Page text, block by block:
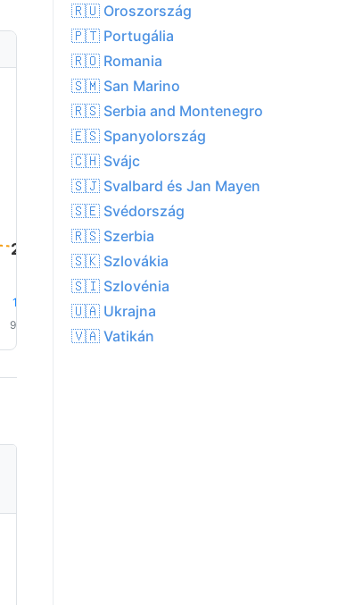
24.0°
1% Eső
9.0 km/h
4
23.0°
1% Eső
↑
5
23.0°
🇷🇺 Oroszország
🇵🇹 Portugália
🇷🇴 Romania
🇸🇲 San Marino
🇷🇸 Serbia and Montenegro
🇪🇸 Spanyolország
🇨🇭 Svájc
🇸🇯 Svalbard és Jan Mayen
🇸🇪 Svédország
🇷🇸 Szerbia
🇸🇰 Szlovákia
🇸🇮 Szlovénia
🇺🇦 Ukrajna
🇻🇦 Vatikán